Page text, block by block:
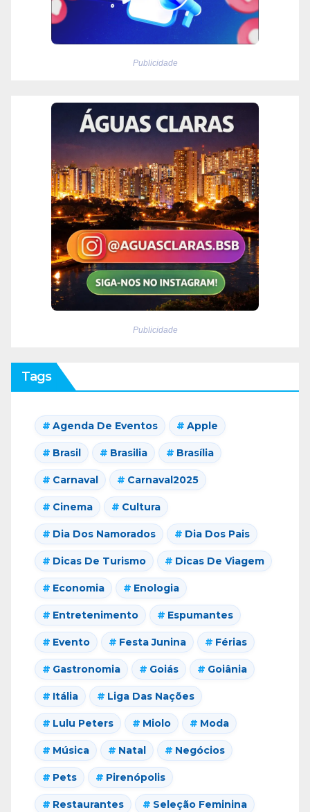
Publicidade
Publicidade
Tags
Agenda De Eventos Apple
Brasil Brasilia Brasília
Carnaval Carnaval2025
Cinema Cultura
Dia Dos Namorados Dia Dos Pais
Dicas De Turismo Dicas De Viagem
Economia Enologia
Entretenimento Espumantes
Evento Festa Junina Férias
Gastronomia Goiás Goiânia
Itália Liga Das Nações
Lulu Peters Miolo Moda
Música Natal Negócios
Pets Pirenópolis
Restaurantes Seleção Feminina